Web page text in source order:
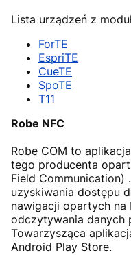
Lista urządzeń z
ForTE
EspriTE
CueTE
SpoTE
T11
Robe NFC
Robe COM to
tego producenta
Field
uzyskiwania dostępu
nawigacji opartych na
odczytywania danych
Towarzysząca
Android Play Store.